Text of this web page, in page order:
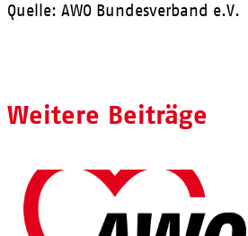
Quelle: AWO Bundesverband e.V.
Weitere Beiträge